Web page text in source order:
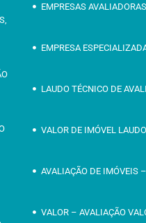
EMPRESAS
EMPRESA
LAUDO TÉCNICO DE
VALOR DE IMÓVEL
AVALIAÇÃO DE IMÓVEIS
VALOR – AVALIAÇÃO